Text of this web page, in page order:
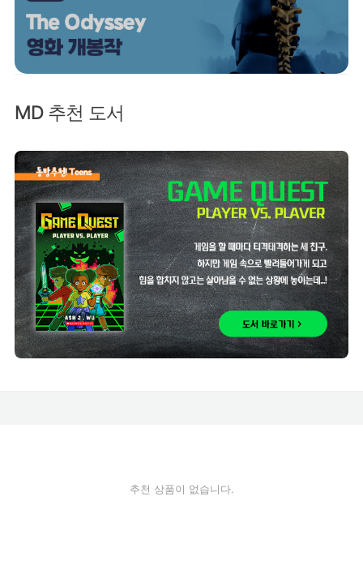
MD 추천 도서
추천 상품이 없습니다.